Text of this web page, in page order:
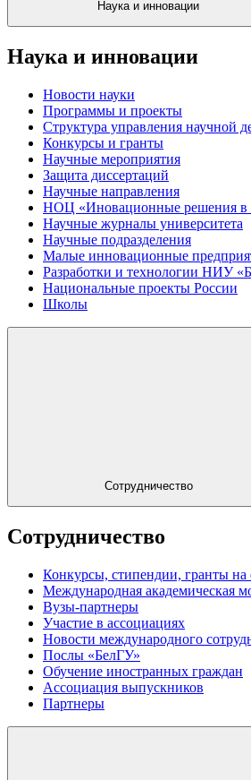
Наука и инновации
Наука и инновации
Новости науки
Программы и проекты
Структура управления научной
Конкурсы и гранты
Научные мероприятия
Защита диссертаций
Научные направления
НОЦ «Иновационные решения
Научные журналы университета
Научные подразделения
Малые инновационные
Разработки и технологии НИУ
Национальные проекты России
Школы
Сотрудничество
Сотрудничество
Конкурсы, стипендии, гранты на
Международная академическая
Вузы-партнеры
Участие в ассоциациях
Новости международного
Послы «БелГУ»
Обучение иностранных граждан
Ассоциация выпускников
Партнеры